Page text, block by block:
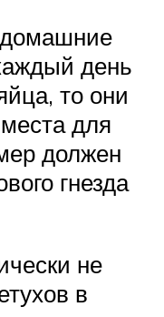
домашние
день
то они
для
должен
гнезда
не
в